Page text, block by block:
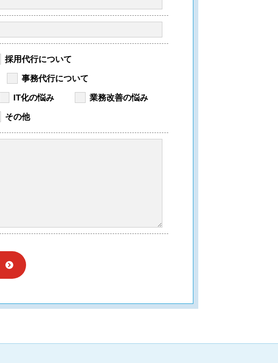
採⽤代行について
事務代⾏について
IT化の悩み 業務改善の悩み
その他